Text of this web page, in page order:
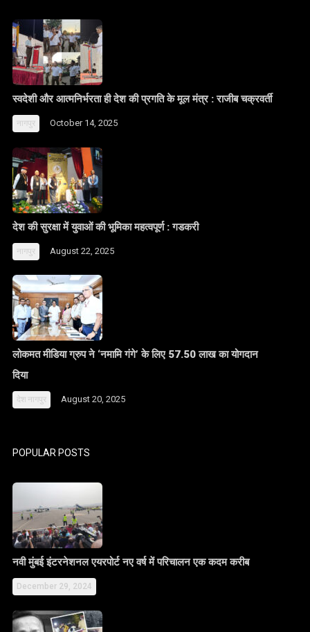
स्वदेशी और आत्मनिर्भरता ही देश की प्रगति के मूल मंत्र : राजीब चक्रवर्ती
नागपुर October 14, 2025
देश की सुरक्षा में युवाओं की भूमिका महत्वपूर्ण : गडकरी
नागपुर August 22, 2025
लोकमत मीडिया ग्रुप ने ‘नमामि गंगे’ के लिए 57.50 लाख का योगदान
दिया
देश नागपुर August 20, 2025
POPULAR POSTS
नवी मुंबई इंटरनेशनल एयरपोर्ट नए वर्ष में परिचालन एक कदम करीब
December 29, 2024